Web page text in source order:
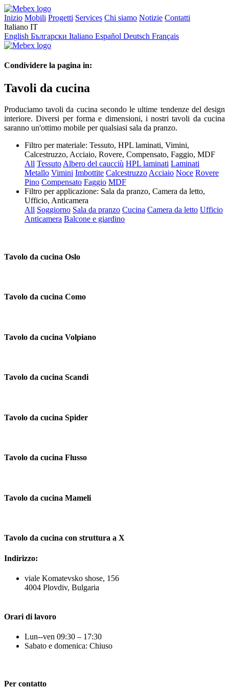
Inizio Mobili Progetti Services Chi siamo Notizie Contatti
Italiano IT
English Български Italiano Español Deutsch Français
Condividere la pagina in:
Tavoli da cucina
Produciamo tavoli da cucina secondo le ultime tendenze del design
interiore. Diversi per forma e dimensioni, i nostri tavoli da cucina
saranno un'ottimo mobile per qualsiasi sala da pranzo.
Filtro per materiale: Tessuto, HPL laminati, Vimini,
Calcestruzzo, Acciaio, Rovere, Compensato, Faggio, MDF
All TessutoAlbero del caucciù HPL laminati Laminati
Metallo Vimini Imbottite CalcestruzzoAcciaio Noce Rovere
Pino Compensato Faggio MDF
Filtro per applicazione: Sala da pranzo, Camera da letto,
Ufficio, Anticamera
All Soggiorno Sala da pranzo Cucina Camera da letto Ufficio
Anticamera Balcone e giardino
Tavolo da cucina Oslo
Tavolo da cucina Como
Tavolo da cucina Volpiano
Tavolo da cucina Scandi
Tavolo da cucina Spider
Tavolo da cucina Flusso
Tavolo da cucina Mameli
Tavolo da cucina con struttura a X
Indirizzo:
viale Komatevsko shose, 156
4004 Plovdiv, Bulgaria
Orari di lavoro
Lun--ven 09:30 – 17:30
Sabato e domenica: Chiuso
Per contatto